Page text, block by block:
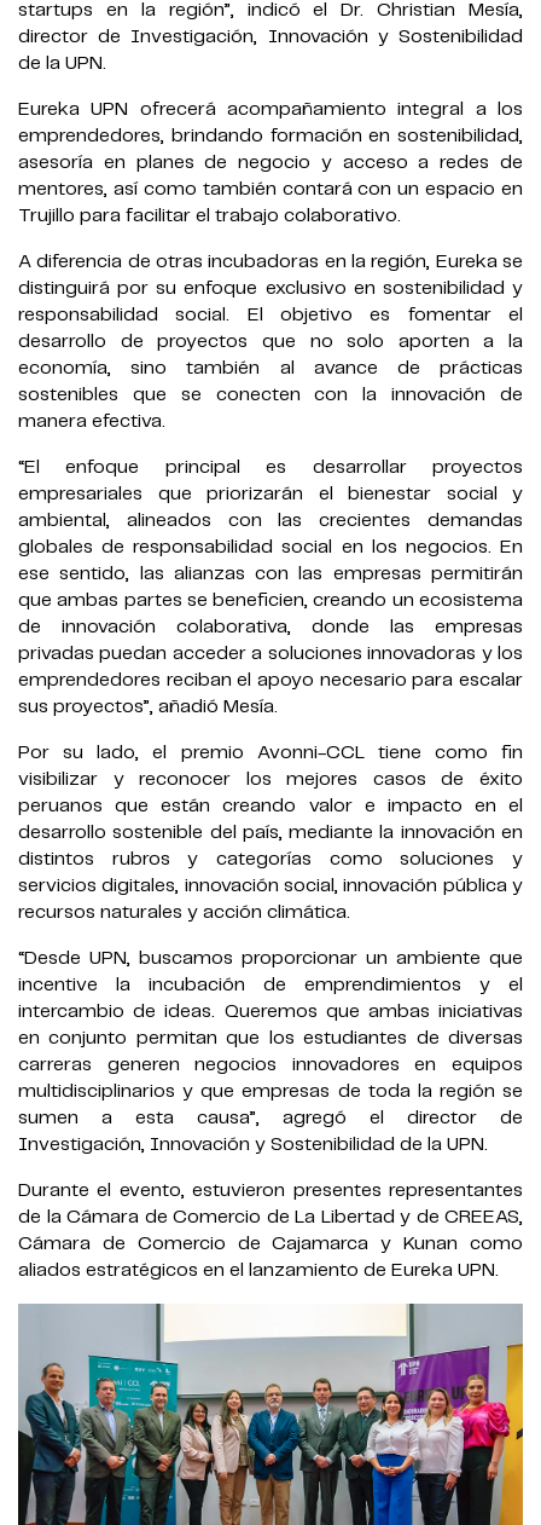
startups en la región”, indicó el Dr. Christian Mesía,
director de Investigación, Innovación y Sostenibilidad
de la UPN.
Eureka UPN ofrecerá acompañamiento integral a los
emprendedores, brindando formación en sostenibilidad,
asesoría en planes de negocio y acceso a redes de
mentores, así como también contará con un espacio en
Trujillo para facilitar el trabajo colaborativo.
A diferencia de otras incubadoras en la región, Eureka se
distinguirá por su enfoque exclusivo en sostenibilidad y
responsabilidad social. El objetivo es fomentar el
desarrollo de proyectos que no solo aporten a la
economía, sino también al avance de prácticas
sostenibles que se conecten con la innovación de
manera efectiva.
“El enfoque principal es desarrollar proyectos
empresariales que priorizarán el bienestar social y
ambiental, alineados con las crecientes demandas
globales de responsabilidad social en los negocios. En
ese sentido, las alianzas con las empresas permitirán
que ambas partes se beneficien, creando un ecosistema
de innovación colaborativa, donde las empresas
privadas puedan acceder a soluciones innovadoras y los
emprendedores reciban el apoyo necesario para escalar
sus proyectos”, añadió Mesía.
Por su lado, el premio Avonni-CCL tiene como fin
visibilizar y reconocer los mejores casos de éxito
peruanos que están creando valor e impacto en el
desarrollo sostenible del país, mediante la innovación en
distintos rubros y categorías como soluciones y
servicios digitales, innovación social, innovación pública y
recursos naturales y acción climática.
“Desde UPN, buscamos proporcionar un ambiente que
incentive la incubación de emprendimientos y el
intercambio de ideas. Queremos que ambas iniciativas
en conjunto permitan que los estudiantes de diversas
carreras generen negocios innovadores en equipos
multidisciplinarios y que empresas de toda la región se
sumen a esta causa”, agregó el director de
Investigación, Innovación y Sostenibilidad de la UPN.
Durante el evento, estuvieron presentes representantes
de la Cámara de Comercio de La Libertad y de CREEAS,
Cámara de Comercio de Cajamarca y Kunan como
aliados estratégicos en el lanzamiento de Eureka UPN.